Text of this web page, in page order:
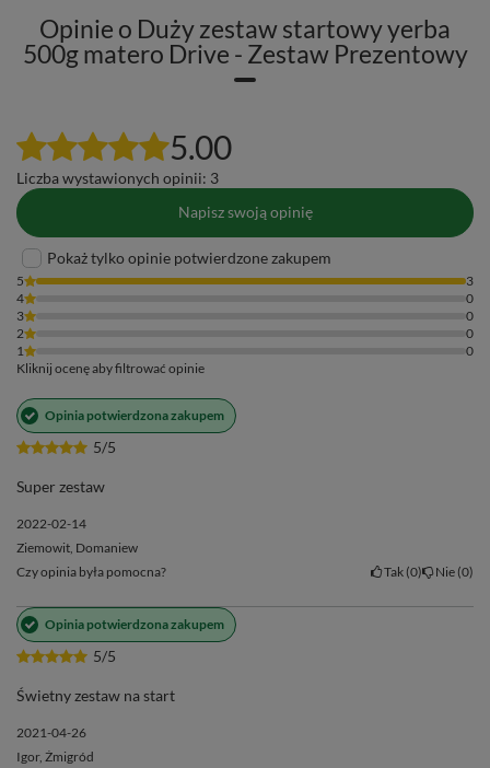
Opinie o Duży zestaw startowy yerba
500g matero Drive - Zestaw Prezentowy
5.00
Liczba wystawionych opinii: 3
Napisz swoją opinię
Pokaż tylko opinie potwierdzone zakupem
5
3
4
0
3
0
2
0
1
0
Kliknij ocenę aby filtrować opinie
5/5
Opinia potwierdzona zakupem
Super zestaw
2022-02-14
Ziemowit, Domaniew
Czy opinia była pomocna?
Tak 0 Nie 0
5/5
Opinia potwierdzona zakupem
Świetny zestaw na start
2021-04-26
Igor, Żmigród